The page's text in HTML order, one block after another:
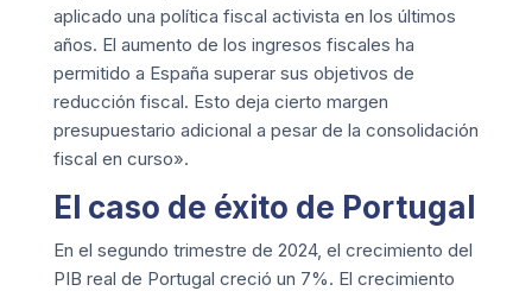
aplicado una política fiscal activista en los últimos
años. El aumento de los ingresos fiscales ha
permitido a España superar sus objetivos de
reducción fiscal. Esto deja cierto margen
presupuestario adicional a pesar de la consolidación
fiscal en curso».
El caso de éxito de Portugal
En el segundo trimestre de 2024, el crecimiento del
PIB real de Portugal creció un 7%. El crecimiento